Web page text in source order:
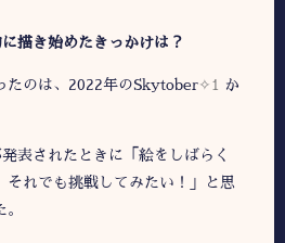
描き始めたきっかけは？
たのは、2022年のSkytober✧1
か
表されたときに「絵をしばらく
それでも挑戦してみたい！」と思